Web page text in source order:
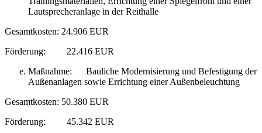
Lautsprecheranlage in der Reithalle
Gesamtkosten: 24.906 EUR
Förderung: 22.416 EUR
Maßnahme: Bauliche Modernisierung und Befestigung der
Außenanlagen sowie Errichtung einer Außenbeleuchtung
Gesamtkosten: 50.380 EUR
Förderung: 45.342 EUR